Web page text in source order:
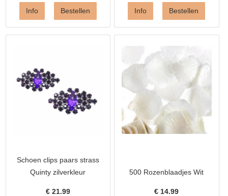
Schoen clips paars strass
Quinty zilverkleur
€ 21.99
500 Rozenblaadjes Wit
€ 14.99